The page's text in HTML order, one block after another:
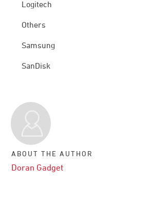
Logitech
Others
Samsung
SanDisk
ABOUT THE AUTHOR
Doran Gadget